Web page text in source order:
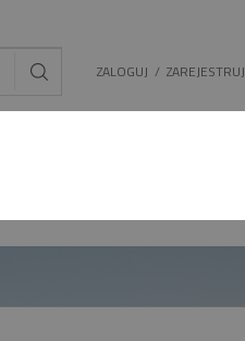
ZALOGUJ /ZAREJESTRUJ